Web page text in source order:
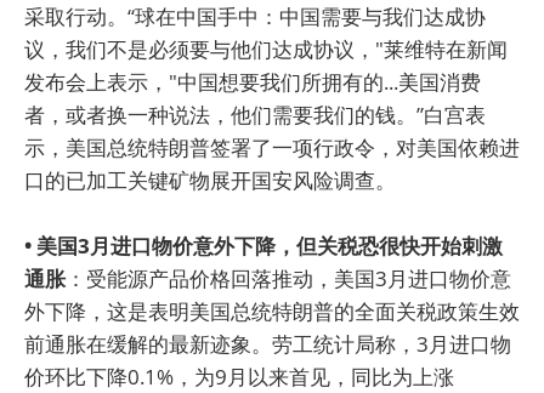
采取行动。“球在中国手中：中国需要与我们达成协
议，我们不是必须要与他们达成协议，"莱维特在新闻
发布会上表示，"中国想要我们所拥有的...美国消费
者，或者换一种说法，他们需要我们的钱。”白宫表
示，美国总统特朗普签署了一项行政令，对美国依赖进
口的已加工关键矿物展开国安风险调查。
• 美国3月进口物价意外下降，但关税恐很快开始刺激
通胀：受能源产品价格回落推动，美国3月进口物价意
外下降，这是表明美国总统特朗普的全面关税政策生效
前通胀在缓解的最新迹象。劳工统计局称，3月进口物
价环比下降0.1%，为9月以来首见，同比为上涨